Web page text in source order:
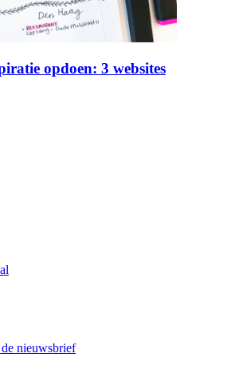
opdoen: 3 websites
nieuwsbrief